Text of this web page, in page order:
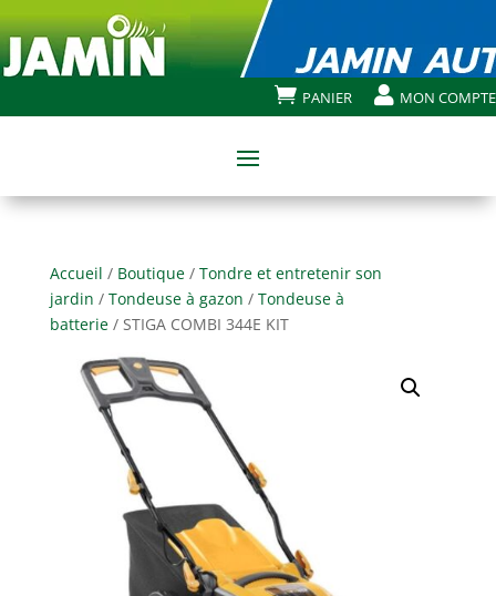
 PANIER  MON COMPTE
Accueil / Boutique/ Tondre et entretenir son
jardin / Tondeuse à gazon / Tondeuse à
batterie/ STIGA COMBI 344E KIT